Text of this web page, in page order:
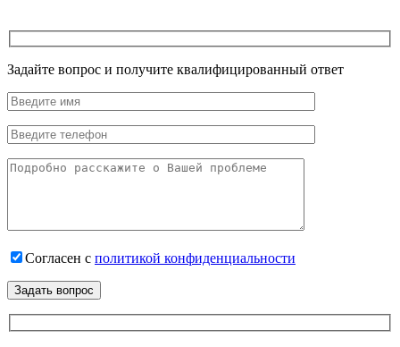
Задайте вопрос и получите квалифицированный ответ
Согласен с политикой конфиденциальности
Задать вопрос